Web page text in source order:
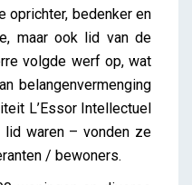
oprichter, bedenker en
maar ook lid van de
volgde werf op, wat
belangenvermenging
L’Essor Intellectuel
lid waren – vonden ze
/ bewoners.